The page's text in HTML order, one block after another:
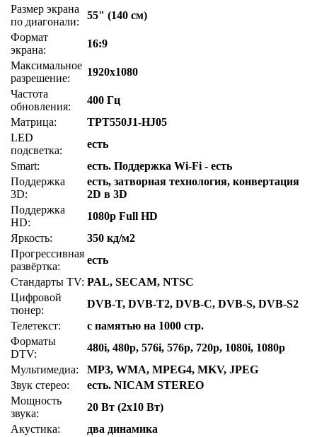
Размер экрана
по диагонали:
55" (140 см)
Формат
экрана:
16:9
Максимальное
разрешение:
1920x1080
Частота
обновления:
400 Гц
Матрица:
TPT550J1-HJ05
LED
подсветка:
есть
Smart:
есть. Поддержка Wi-Fi - есть
Поддержка
3D:
есть, затворная технология, конвертация
2D в 3D
Поддержка
HD:
1080p Full HD
Яркость:
350 кд/м2
Прогрессивная
развёртка:
есть
Стандарты TV: PAL, SECAM, NTSC
Цифровой
тюнер:
DVB-T, DVB-T2, DVB-C, DVB-S, DVB-S2
Телетекст:
с памятью на 1000 стр.
Форматы
DTV:
480i, 480p, 576i, 576p, 720p, 1080i, 1080p
Мультимедиа:
MP3, WMA, MPEG4, MKV, JPEG
Звук стерео:
есть. NICAM STEREO
Мощность
звука:
20 Вт (2x10 Вт)
Акустика:
два динамика